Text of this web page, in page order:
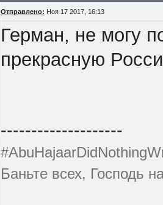
Отправлено: Ноя 17 2017, 16:13
Герман, не могу
прекрасную
--------------------
Баньте всех, Господь